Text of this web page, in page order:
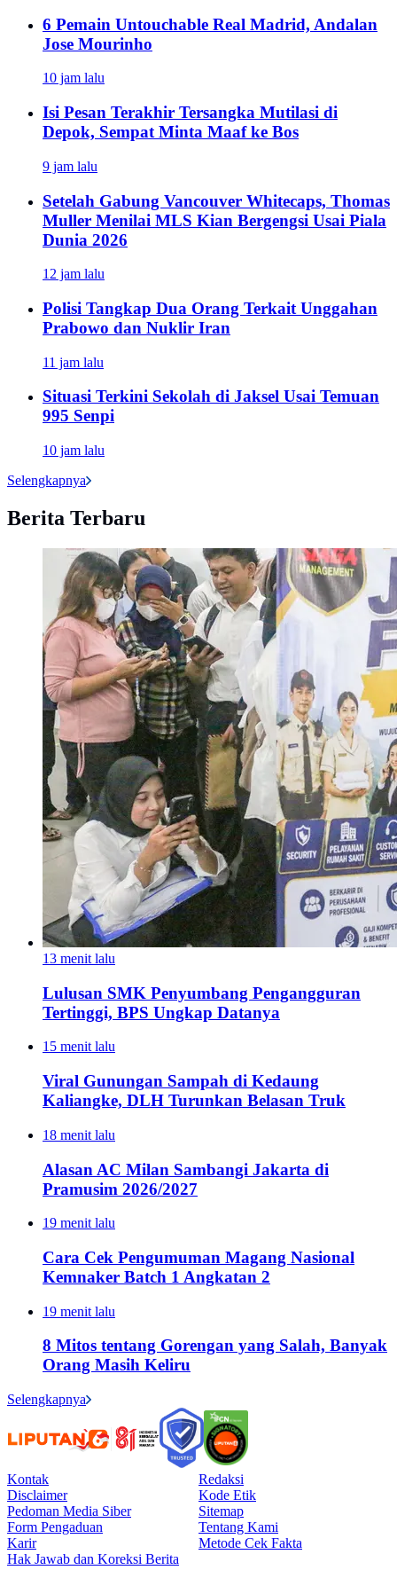
6 Pemain Untouchable Real Madrid, Andalan
Jose Mourinho
10 jam lalu
Isi Pesan Terakhir Tersangka Mutilasi di
Depok, Sempat Minta Maaf ke Bos
9 jam lalu
Setelah Gabung Vancouver Whitecaps, Thomas
Muller Menilai MLS Kian Bergengsi Usai Piala
Dunia 2026
12 jam lalu
Polisi Tangkap Dua Orang Terkait Unggahan
Prabowo dan Nuklir Iran
11 jam lalu
Situasi Terkini Sekolah di Jaksel Usai Temuan
995 Senpi
10 jam lalu
Selengkapnya
Berita Terbaru
13 menit lalu
Lulusan SMK Penyumbang Pengangguran
Tertinggi, BPS Ungkap Datanya
15 menit lalu
Viral Gunungan Sampah di Kedaung
Kaliangke, DLH Turunkan Belasan Truk
18 menit lalu
Alasan AC Milan Sambangi Jakarta di
Pramusim 2026/2027
19 menit lalu
Cara Cek Pengumuman Magang Nasional
Kemnaker Batch 1 Angkatan 2
19 menit lalu
8 Mitos tentang Gorengan yang Salah, Banyak
Orang Masih Keliru
Selengkapnya
Kontak
Redaksi
Disclaimer
Kode Etik
Pedoman Media Siber
Sitemap
Form Pengaduan
Tentang Kami
Karir
Metode Cek Fakta
Hak Jawab dan Koreksi Berita